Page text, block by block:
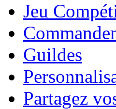
Jeu
Guildes
Partagez